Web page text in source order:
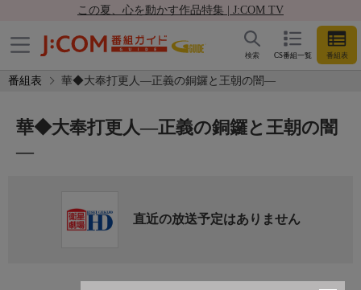
この夏、心を動かす作品特集 | J:COM TV
CS番組一覧 番組表
検索
番組表 華◆大奉打更人―正義の銅鑼と王朝の闇―
華◆大奉打更人―正義の銅鑼と王朝の闇
―
直近の放送予定はありません